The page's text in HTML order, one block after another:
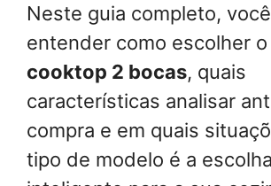
Neste guia completo,
entender como escolher o
cooktop 2 bocas, quais
características analisar
compra e em quais
tipo de modelo é a